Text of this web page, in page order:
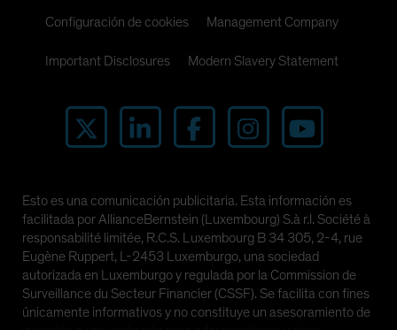
Configuración de cookies Management Company
Important Disclosures Modern Slavery Statement
Esto es una comunicación publicitaria. Esta información es
facilitada por AllianceBernstein (Luxembourg) S.à r.l. Société à
responsabilité limitée, R.C.S. Luxembourg B 34 305, 2-4, rue
Eugène Ruppert, L-2453 Luxemburgo, una sociedad
autorizada en Luxemburgo y regulada por la Commission de
Surveillance du Secteur Financier (CSSF). Se facilita con fines
únicamente informativos y no constituye un asesoramiento de